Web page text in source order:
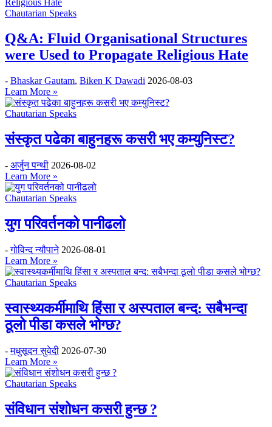
Chautarian Speaks
Q&A: Fluid Organisational Structures
were Used to Propagate Religious Hate
- Bhaskar Gautam, Biken K Dawadi 2026-08-03
Learn More »
Chautarian Speaks
संस्कृत पढेका बाहुनहरू कसरी भए कम्युनिस्ट?
- अर्जुन पन्थी 2026-08-02
Learn More »
Chautarian Speaks
युग परिवर्तनको पानीढलो
-गोविन्द न्यौपाने 2026-08-01
Learn More »
Chautarian Speaks
स्वास्थ्यकर्मीमाथि हिंसा र अस्पताल बन्द: सबैभन्दा
ठूलो पीडा कसले भोग्छ?
-मधुसूदन सुवेदी 2026-07-30
Learn More »
Chautarian Speaks
संविधान संशोधन कसरी हुन्छ ?